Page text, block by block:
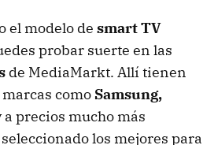
el modelo de smart TV
probar suerte en las
de MediaMarkt. Allí tienen
como Samsung,
a precios mucho más
los mejores para